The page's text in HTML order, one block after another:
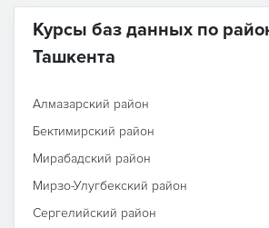
Курсы баз данных по
Ташкента
Алмазарский район
Бектимирский район
Мирабадский район
Мирзо-Улугбекский район
Сергелийский район